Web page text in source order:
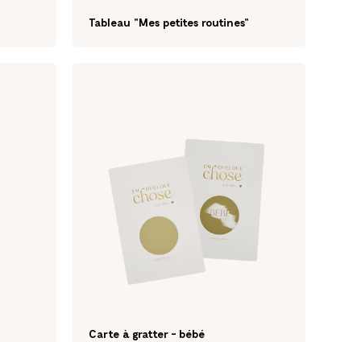
Tableau "Mes petites routines"
Carte à gratter - bébé